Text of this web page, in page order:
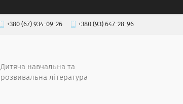
+380 (67) 934-09-26 +380 (93) 647-28-96
Дитяча навчальна та
розвивальна література